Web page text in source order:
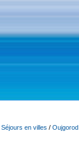
Séjours en villes / Oujgorod